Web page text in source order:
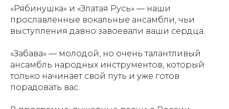
«Рябинушка» и «Златая Русь» — наши
прославленные вокальные ансамбли, чьи
выступления давно завоевали ваши сердца.
«Забава» — молодой, но очень талантливый
ансамбль народных инструментов, который
только начинает свой путь и уже готов
порадовать вас.